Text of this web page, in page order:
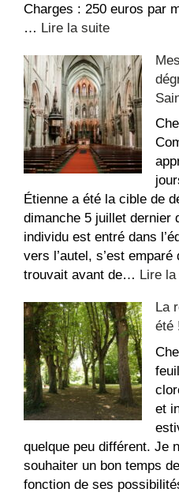
Charges : 250 euros par
… Lire la suite:
à
louer
au
Sacré-
Coeur
Étienne a été la cible de
dimanche 5 juillet dernier
individu est entré dans
vers l’autel, s’est
trouvait avant de… Lire
La
été
et
quelque peu différent. Je
souhaiter un bon temps
fonction de ses